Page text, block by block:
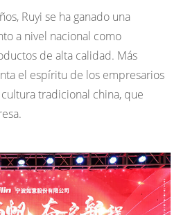
Ruyi se ha ganado una
a nivel nacional como
de alta calidad. Más
el espíritu de los empresarios
tradicional china, que